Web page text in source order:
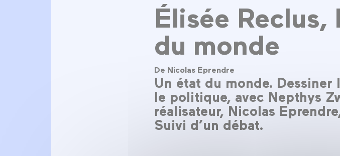
Élisée Reclus,
du monde
De Nicolas Eprendre
Un état du monde. Dessiner
le politique, avec Nepthys
réalisateur, Nicolas
Suivi d’un débat.